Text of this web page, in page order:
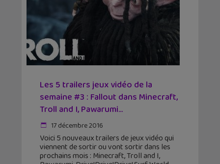
Les 5 trailers jeux vidéo de la
semaine #3 : Fallout dans Minecraft,
Troll and I, Pawarumi...
17 décembre 2016
Voici 5 nouveaux trailers de jeux vidéo qui
viennent de sortir ou vont sortir dans les
prochains mois : Minecraft, Troll and I,